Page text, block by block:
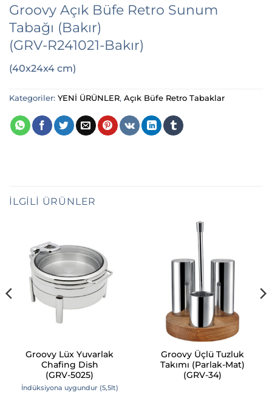
Groovy Açık Büfe Retro Sunum
Tabağı (Bakır)
(GRV-R241021-Bakır)
(40x24x4 cm)
Kategoriler: YENİ ÜRÜNLER, Açık Büfe Retro Tabaklar
İLGILI ÜRÜNLER
Groovy Lüx Yuvarlak
Chafing Dish
(GRV-5025)
İndüksiyona uygundur (5,5lt)
Groovy Üçlü Tuzluk
Takımı (Parlak-Mat)
(GRV-34)